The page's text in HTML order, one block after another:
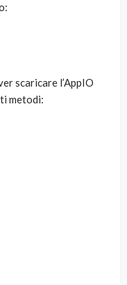
scaricare l’AppIO
metodi: